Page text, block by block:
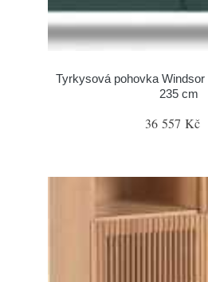
Tyrkysová pohovka
235 cm
36 557 Kč